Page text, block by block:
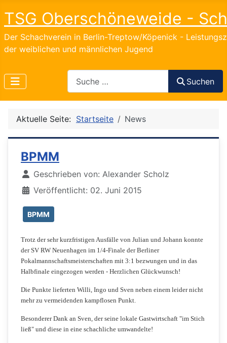
TSG Oberschöneweide -
Der Schachverein in Berlin-Treptow/Köpenick -
der weiblichen und männlichen Jugend
Suchen
Aktuelle Seite: Startseite News
BPMM
DetailsGeschrieben von: Alexander Scholz
Veröffentlicht: 02. Juni 2015
BPMM
Trotz der sehr kurzfristigen Ausfälle von Julian und Johann konnte
der SV RW Neuenhagen im 1/4-Finale der Berliner
Pokalmannschaftsmeisterschaften mit 3:1 bezwungen und in das
Halbfinale eingezogen werden - Herzlichen Glückwunsch!
Die Punkte lieferten Willi, Ingo und Sven neben einem leider nicht
mehr zu vermeidenden kampflosen Punkt.
Besonderer Dank an Sven, der seine lokale Gastwirtschaft "im Stich
ließ" und diese in eine schachliche umwandelte!